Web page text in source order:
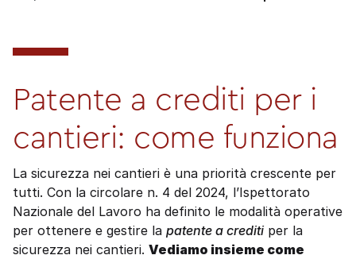
Patente a crediti per i
cantieri: come funziona
La sicurezza nei cantieri è una priorità crescente per
tutti. Con la circolare n. 4 del 2024, l’Ispettorato
Nazionale del Lavoro ha definito le modalità operative
per ottenere e gestire la patente a creditiper la
sicurezza nei cantieri. Vediamo insieme come